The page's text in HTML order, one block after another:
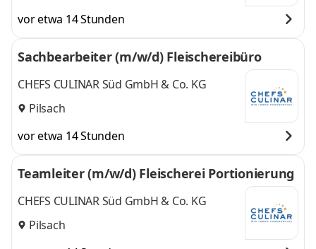
vor etwa 14 Stunden
Sachbearbeiter (m/w/d) Fleischereibüro
CHEFS CULINAR Süd GmbH & Co. KG
Pilsach
vor etwa 14 Stunden
Teamleiter (m/w/d) Fleischerei Portionierung
CHEFS CULINAR Süd GmbH & Co. KG
Pilsach